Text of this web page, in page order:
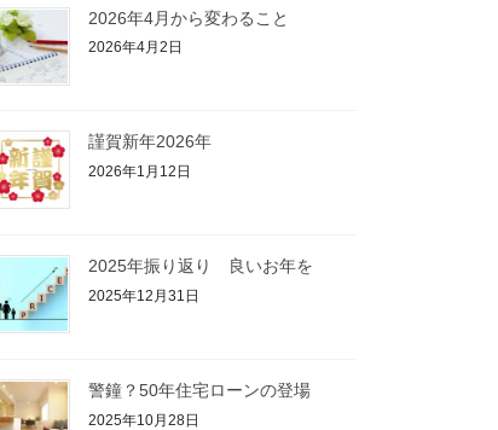
2026年4月から変わること
2026年4月2日
謹賀新年2026年
2026年1月12日
2025年振り返り 良いお年を
2025年12月31日
警鐘？50年住宅ローンの登場
2025年10月28日